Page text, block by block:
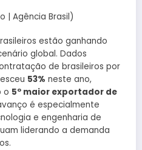
| Agência Brasil)
estão ganhando
global. Dados
de brasileiros por
53% neste ano,
o 5º maior exportador de
é especialmente
e engenharia de
liderando a demanda